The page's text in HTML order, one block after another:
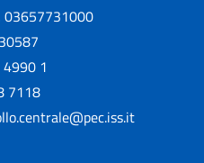
03657731000
1
7118